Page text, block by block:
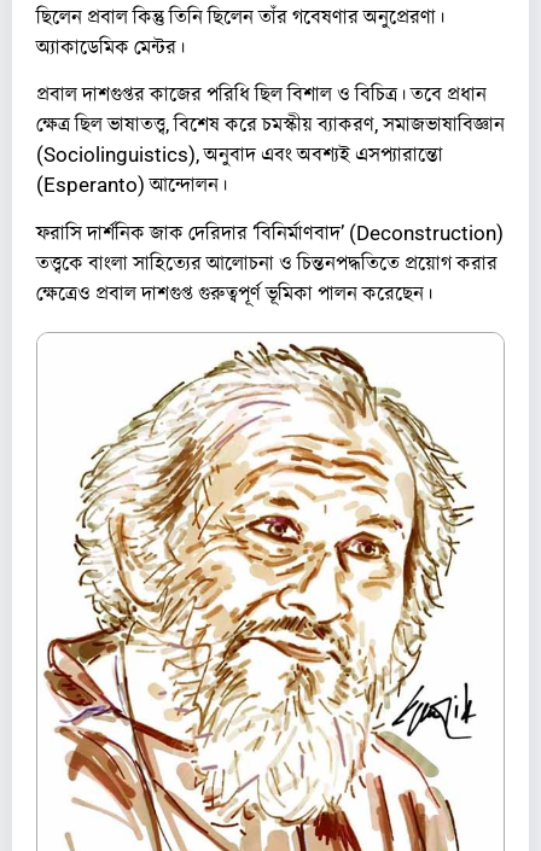
ছিলেন প্রবাল কিন্তু তিনি ছিলেন তাঁর গবেষণার অনুপ্রেরণা।
অ্যাকাডেমিক মেন্টর।
প্রবাল দাশগুপ্তর কাজের পরিধি ছিল বিশাল ও বিচিত্র। তবে প্রধান
ক্ষেত্র ছিল ভাষাতত্ত্ব, বিশেষ করে চমস্কীয় ব্যাকরণ, সমাজভাষাবিজ্ঞান
(Sociolinguistics), অনুবাদ এবং অবশ্যই এসপ্যারান্তো
(Esperanto) আন্দোলন।
ফরাসি দার্শনিক জাক দেরিদার ‘বিনির্মাণবাদ’ (Deconstruction)
তত্ত্বকে বাংলা সাহিত্যের আলোচনা ও চিন্তনপদ্ধতিতে প্রয়োগ করার
ক্ষেত্রেও প্রবাল দাশগুপ্ত গুরুত্বপূর্ণ ভূমিকা পালন করেছেন।